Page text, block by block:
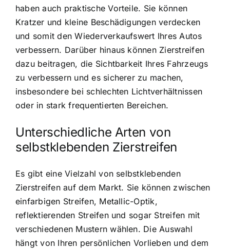
haben auch praktische Vorteile. Sie können
Kratzer und kleine Beschädigungen verdecken
und somit den Wiederverkaufswert Ihres Autos
verbessern. Darüber hinaus können Zierstreifen
dazu beitragen, die Sichtbarkeit Ihres Fahrzeugs
zu verbessern und es sicherer zu machen,
insbesondere bei schlechten Lichtverhältnissen
oder in stark frequentierten Bereichen.
Unterschiedliche Arten von
selbstklebenden Zierstreifen
Es gibt eine Vielzahl von selbstklebenden
Zierstreifen auf dem Markt. Sie können zwischen
einfarbigen Streifen, Metallic-Optik,
reflektierenden Streifen und sogar Streifen mit
verschiedenen Mustern wählen. Die Auswahl
hängt von Ihren persönlichen Vorlieben und dem